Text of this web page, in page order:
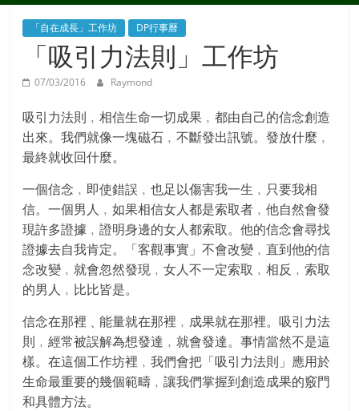
「自在成長」工作坊 DP行事曆
「吸引力法則」工作坊
07/03/2016 Raymond
吸引力法則﹐相信生命一切成果﹐都由自己的信念創造
出來。我們就像一塊磁石﹐不斷發出訊號。發放什麼﹐
最終就收回什麼。
一個信念﹐即使錯誤﹐也足以傷害我一生﹐只要我相
信。一個男人﹐如果相信女人都是索取者﹐他自然會發
現許多證據﹐證明身邊的女人都索取。他的信念會尋找
證據去自我肯定。「客觀事實」不會改變﹐直到他的信
念改變﹐就會忽然發現﹐女人不一定索取﹐相反﹐索取
的男人﹐比比皆是。
信念在那裡﹑能量就在那裡﹐成果就在那裡。吸引力法
則﹐經常被誤解為想發達﹐就會發達。事情當然不是這
樣。在這個工作坊裡﹐我們會把「吸引力法則」應用於
生命最重要的幾個範疇﹐讓我們掌握到創造成果的竅門
和具體方法。